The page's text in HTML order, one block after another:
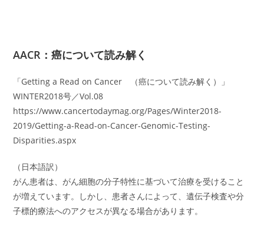
AACR：癌について読み解く
「Getting a Read on Cancer （癌について読み解く）」
WINTER2018号／Vol.08
https://www.cancertodaymag.org/Pages/Winter2018-
2019/Getting-a-Read-on-Cancer-Genomic-Testing-
Disparities.aspx
（日本語訳）
がん患者は、がん細胞の分子特性に基づいて治療を受けること
が増えています。しかし、患者さんによって、遺伝子検査や分
子標的療法へのアクセスが異なる場合があります。